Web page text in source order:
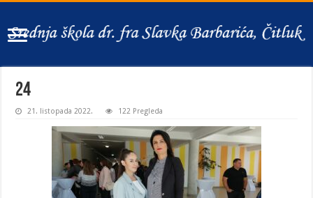
24
21. listopada 2022. 122 Pregleda